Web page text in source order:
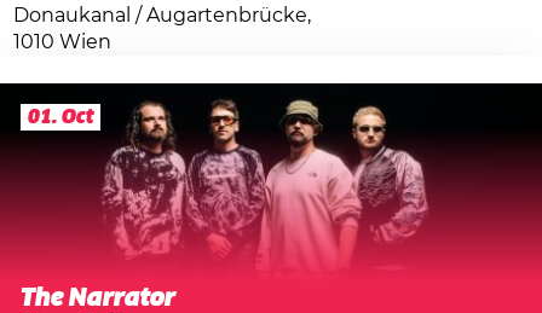
Donaukanal / Augartenbrücke,
1010 Wien
01. Oct
The Narrator